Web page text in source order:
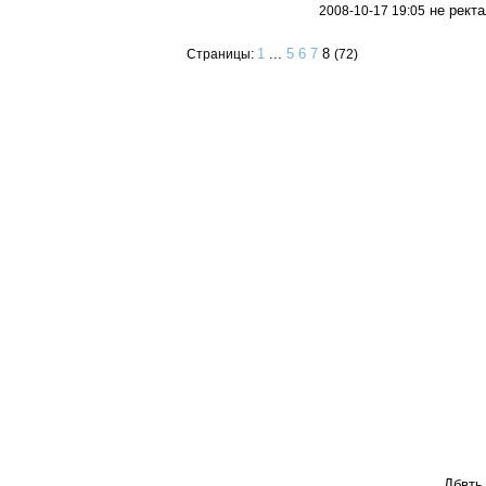
2008-10-17 19:05 не
Страницы: 1 ... 5 6 7 8 (72)